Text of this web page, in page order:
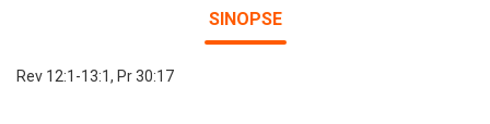
SINOPSE
Rev 12:1-13:1, Pr 30:17